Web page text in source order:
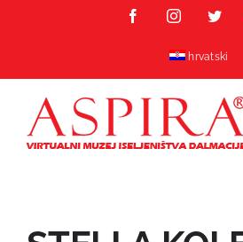
FacebookInstagram
hrvatski